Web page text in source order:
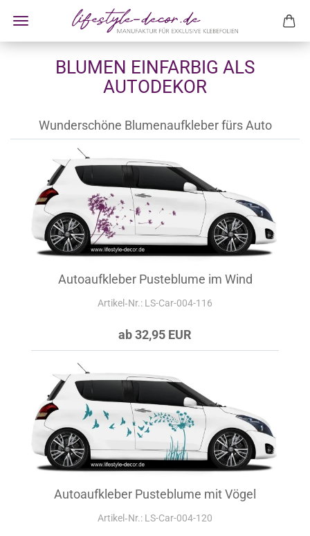
BLUMEN EINFARBIG ALS
AUTODEKOR
Wunderschöne Blumenaufkleber fürs Auto
Autoaufkleber Pusteblume im Wind
Artikel‑Nr.: LS-Car-004-116
ab 32,95 EUR
Autoaufkleber Pusteblume mit Vögel
Artikel‑Nr.: LS-Car-004-120